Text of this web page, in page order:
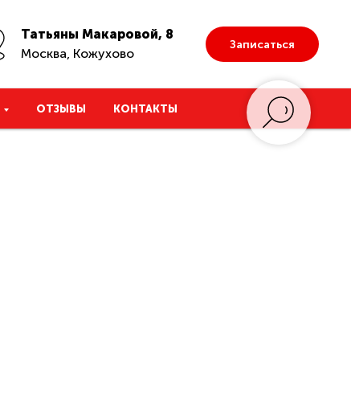
Татьяны Макаровой, 8
Москва, Кожухово
Записаться
ОТЗЫВЫ КОНТАКТЫ